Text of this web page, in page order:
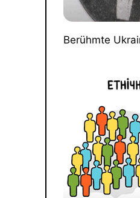
Berühmte